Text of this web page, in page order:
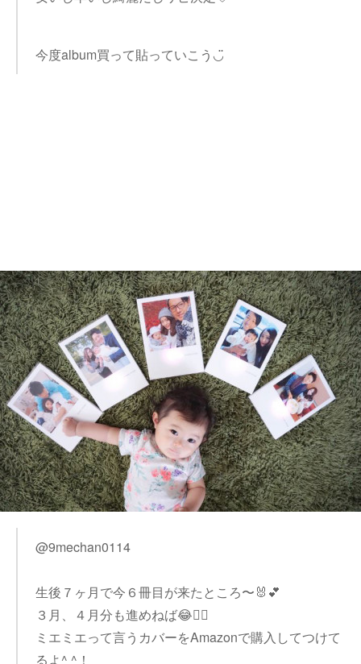
今度album買って貼っていこう◡̈︎
@9mechan0114
生後７ヶ月で今６冊目が来たところ〜🐰💕
３月、４月分も進めねば😂👌🏻
ミエミエって言うカバーをAmazonで購入してつけて
るよ^ ^！